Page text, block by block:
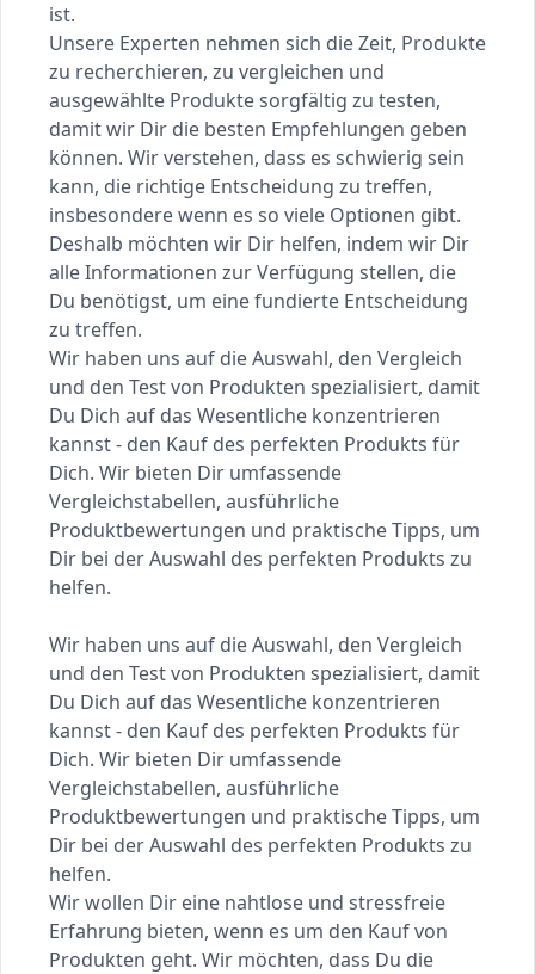
ist.
Unsere Experten nehmen sich die Zeit, Produkte
zu recherchieren, zu vergleichen und
ausgewählte Produkte sorgfältig zu testen,
damit wir Dir die besten Empfehlungen geben
können. Wir verstehen, dass es schwierig sein
kann, die richtige Entscheidung zu treffen,
insbesondere wenn es so viele Optionen gibt.
Deshalb möchten wir Dir helfen, indem wir Dir
alle Informationen zur Verfügung stellen, die
Du benötigst, um eine fundierte Entscheidung
zu treffen.
Wir haben uns auf die Auswahl, den Vergleich
und den Test von Produkten spezialisiert, damit
Du Dich auf das Wesentliche konzentrieren
kannst - den Kauf des perfekten Produkts für
Dich. Wir bieten Dir umfassende
Vergleichstabellen, ausführliche
Produktbewertungen und praktische Tipps, um
Dir bei der Auswahl des perfekten Produkts zu
helfen.
Wir haben uns auf die Auswahl, den Vergleich
und den Test von Produkten spezialisiert, damit
Du Dich auf das Wesentliche konzentrieren
kannst - den Kauf des perfekten Produkts für
Dich. Wir bieten Dir umfassende
Vergleichstabellen, ausführliche
Produktbewertungen und praktische Tipps, um
Dir bei der Auswahl des perfekten Produkts zu
helfen.
Wir wollen Dir eine nahtlose und stressfreie
Erfahrung bieten, wenn es um den Kauf von
Produkten geht. Wir möchten, dass Du die